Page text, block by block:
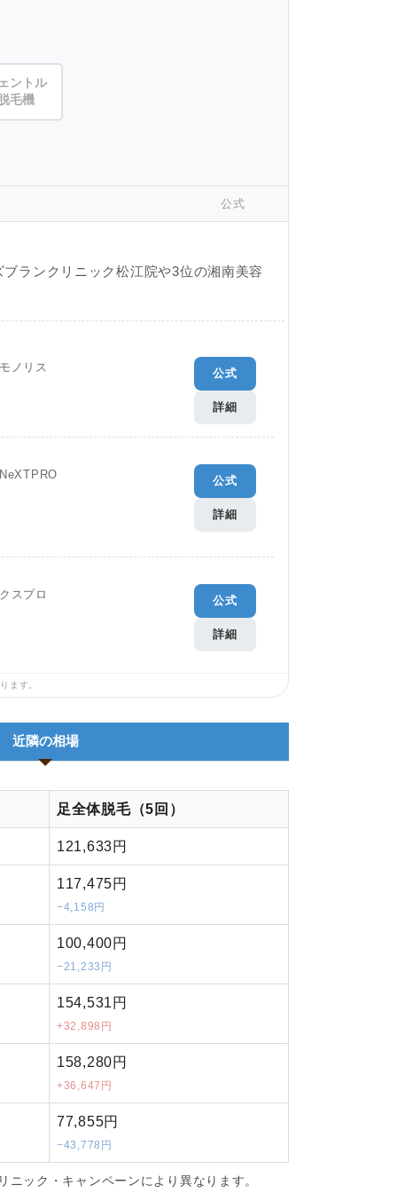
ントル
毛機
公式
ランクリニック松江院や3位の湘南美容
ノリス 公式
詳細
公式
詳細
スプロ 公式
詳細
ます。
近隣の相場
足全体脱毛（5回）
121,633円
117,475円
−4,158円
100,400円
−21,233円
154,531円
+32,898円
158,280円
+36,647円
77,855円
−43,778円
ック・キャンペーンにより異なります。